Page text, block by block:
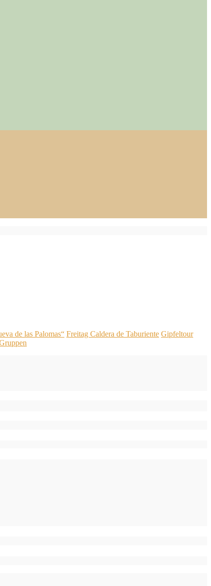
de las Palomas“ Freitag Caldera de Taburiente Gipfeltour